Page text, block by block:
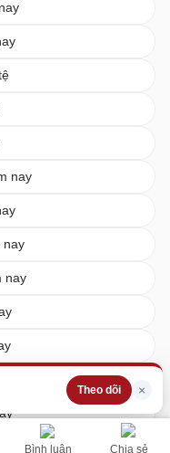
Bình luận Chia sẻ
Theo dõi ×
nay
nay
nay